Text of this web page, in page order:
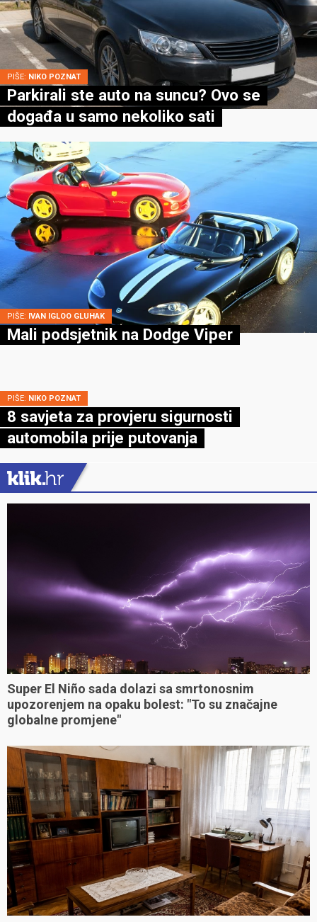
PIŠE: NIKO POZNAT
Parkirali ste auto na suncu? Ovo se
događa u samo nekoliko sati
PIŠE: IVAN IGLOO GLUHAK
Mali podsjetnik na Dodge Viper
PIŠE: NIKO POZNAT
8 savjeta za provjeru sigurnosti
automobila prije putovanja
Super El Niño sada dolazi sa smrtonosnim
upozorenjem na opaku bolest: "To su značajne
globalne promjene"